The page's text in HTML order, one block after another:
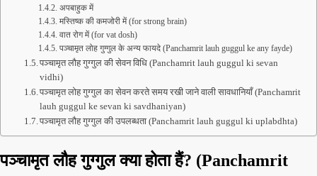
अपबाहुक में
मस्तिष्क की कमजोरी में (for strong brain)
वात रोग में (for vat dosh)
पञ्चामृत लोह गुग्गुल के अन्य फायदे (Panchamrit lauh guggul ke any fayde)
पञ्चामृत लौह गुग्गुल की सेवन विधि (Panchamrit lauh guggul ki sevan
vidhi)
पञ्चामृत लोह गुग्गुल का सेवन करते समय रखी जाने वाली सावधानियाँ (Panchamrit
lauh guggul ke sevan ki savdhaniyan)
पञ्चामृत लौह गुग्गुल की उपलब्धता (Panchamrit lauh guggul ki uplabdhta)
पञ्चामृत लौह गुग्गुल क्या होता हैं? (Panchamrit